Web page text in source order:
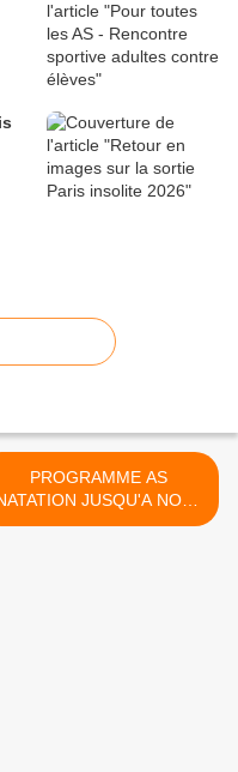
PROGRAMME AS
JUSQU'A NOEL
>